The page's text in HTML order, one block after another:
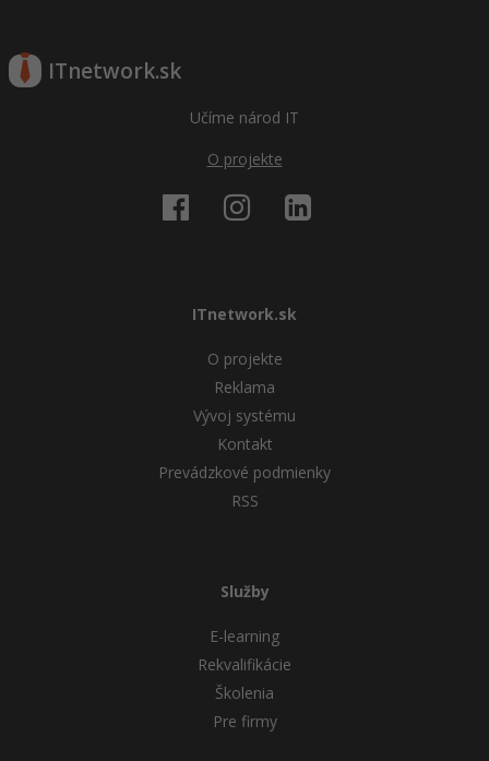
ITnetwork.sk
Učíme národ IT
O projekte
ITnetwork.sk
O projekte
Reklama
Vývoj systému
Kontakt
Prevádzkové podmienky
RSS
Služby
E-learning
Rekvalifikácie
Školenia
Pre firmy